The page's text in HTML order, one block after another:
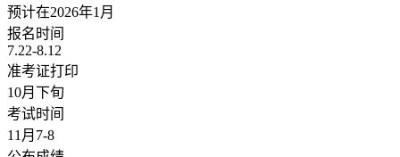
预计在2026年1月
报名时间
7.22-8.12
准考证打印
10月下旬
考试时间
11月7-8